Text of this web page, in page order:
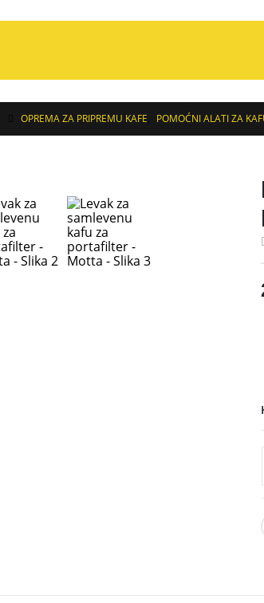
OPREMA ZA PRIPREMU KAFE POMOĆNI ALATI ZA